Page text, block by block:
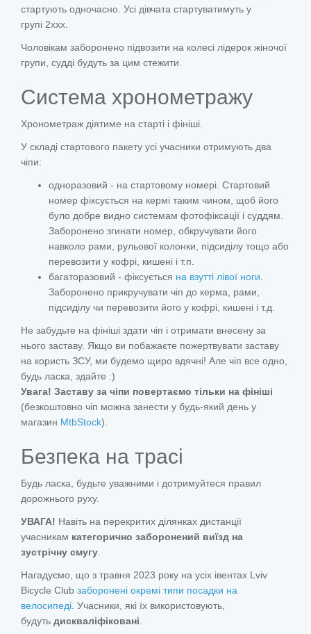
стартують одночасно. Усі дівчата стартуватимуть у
групі 2ххх.
Чоловікам заборонено підвозити на колесі лідерок жіночої
групи, судді будуть за цим стежити.
Система хронометражу
Хронометраж діятиме на старті і фініші.
У складі стартового пакету усі учасники отримують два
чіпи:
одноразовий - на стартовому номері. Стартовий
номер фіксується на кермі таким чином, щоб його
було добре видно системам фотофіксації і суддям.
Заборонено згинати номер, обкручувати його
навколо рами, рульової колонки, підсиділу тощо або
перевозити у кофрі, кишені і т.п.
багаторазовий - фіксується на взутті лівої ноги
Заборонено прикручувати чіп до керма, рами,
підсиділу чи перевозити його у кофрі, кишені і т.д.
Не забудьте на фініші здати чіп і отримати внесену за
нього заставу. Якщо ви побажаєте пожертвувати заставу
на користь ЗСУ, ми будемо щиро вдячні! Але чіп все одно,
будь ласка, здайте :)
Увага! Заставу за чіпи повертаємо тільки на фініші
(безкоштовно чіп можна занести у будь-який день у
магазин MtbStock).
Безпека на трасі
Будь ласка, будьте уважними і дотримуйтеся правил
дорожнього руху.
УВАГА! Навіть на перекритих ділянках дистанції
учасникам категорично заборонений виїзд на
зустрічну смугу
Нагадуємо, що з травня 2023 року на усіх івентах Lviv
Bicycle Club заборонені окремі типи посадки на
велосипеді . Учасники, які їх використовують,
будуть дискваліфіковані